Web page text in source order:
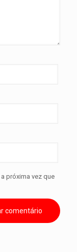
próxima vez que